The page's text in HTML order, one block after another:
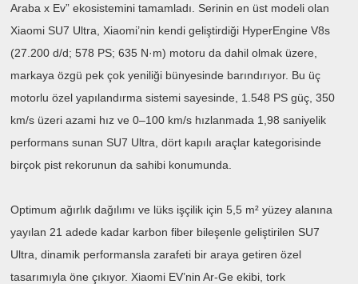
Araba x Ev” ekosistemini tamamladı. Serinin en üst modeli olan
Xiaomi SU7 Ultra, Xiaomi’nin kendi geliştirdiği HyperEngine V8s
(27.200 d/d; 578 PS; 635 N·m) motoru da dahil olmak üzere,
markaya özgü pek çok yeniliği bünyesinde barındırıyor. Bu üç
motorlu özel yapılandırma sistemi sayesinde, 1.548 PS güç, 350
km/s üzeri azami hız ve 0–100 km/s hızlanmada 1,98 saniyelik
performans sunan SU7 Ultra, dört kapılı araçlar kategorisinde
birçok pist rekorunun da sahibi konumunda.
Optimum ağırlık dağılımı ve lüks işçilik için 5,5 m² yüzey alanına
yayılan 21 adede kadar karbon fiber bileşenle geliştirilen SU7
Ultra, dinamik performansla zarafeti bir araya getiren özel
tasarımıyla öne çıkıyor. Xiaomi EV’nin Ar-Ge ekibi, tork